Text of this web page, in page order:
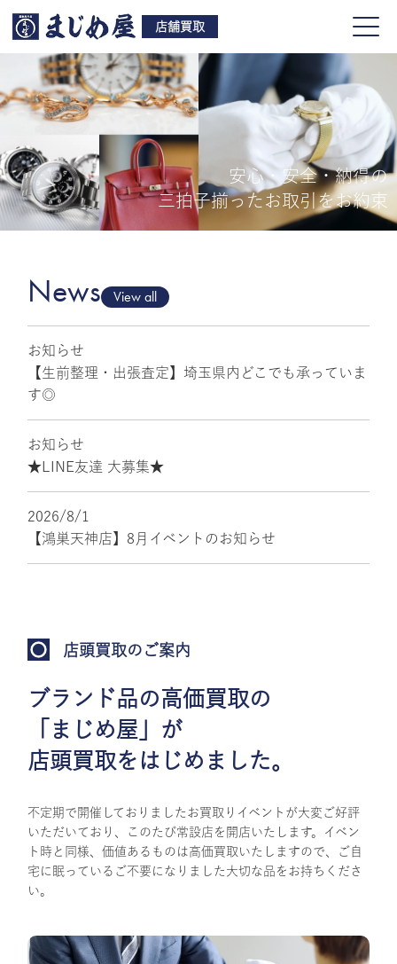
店舗買取
買取品目
店舗一覧
安心・安全・納得の
三拍子揃ったお取引をお約束
News View all
お知らせ
【生前整理・出張査定】埼玉県内どこでも承っていま
す◎
お知らせ
★LINE友達 大募集★
2026/8/1
【鴻巣天神店】8月イベントのお知らせ
店頭買取のご案内
ブランド品の高価買取の
「まじめ屋」が
店頭買取をはじめました。
不定期で開催しておりましたお買取りイベントが大変ご好評
いただいており、このたび常設店を開店いたします。イベン
ト時と同様、価値あるものは高価買取いたしますので、ご自
宅に眠っているご不要になりました大切な品をお持ちくださ
い。